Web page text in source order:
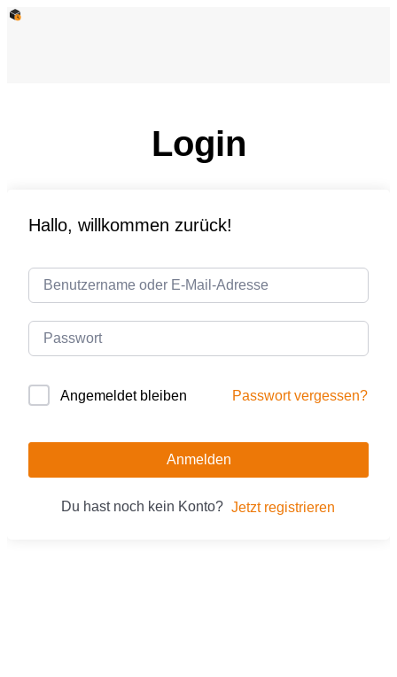
Login
Hallo, willkommen zurück!
Angemeldet bleiben Passwort vergessen?
Anmelden
Du hast noch kein Konto? Jetzt registrieren